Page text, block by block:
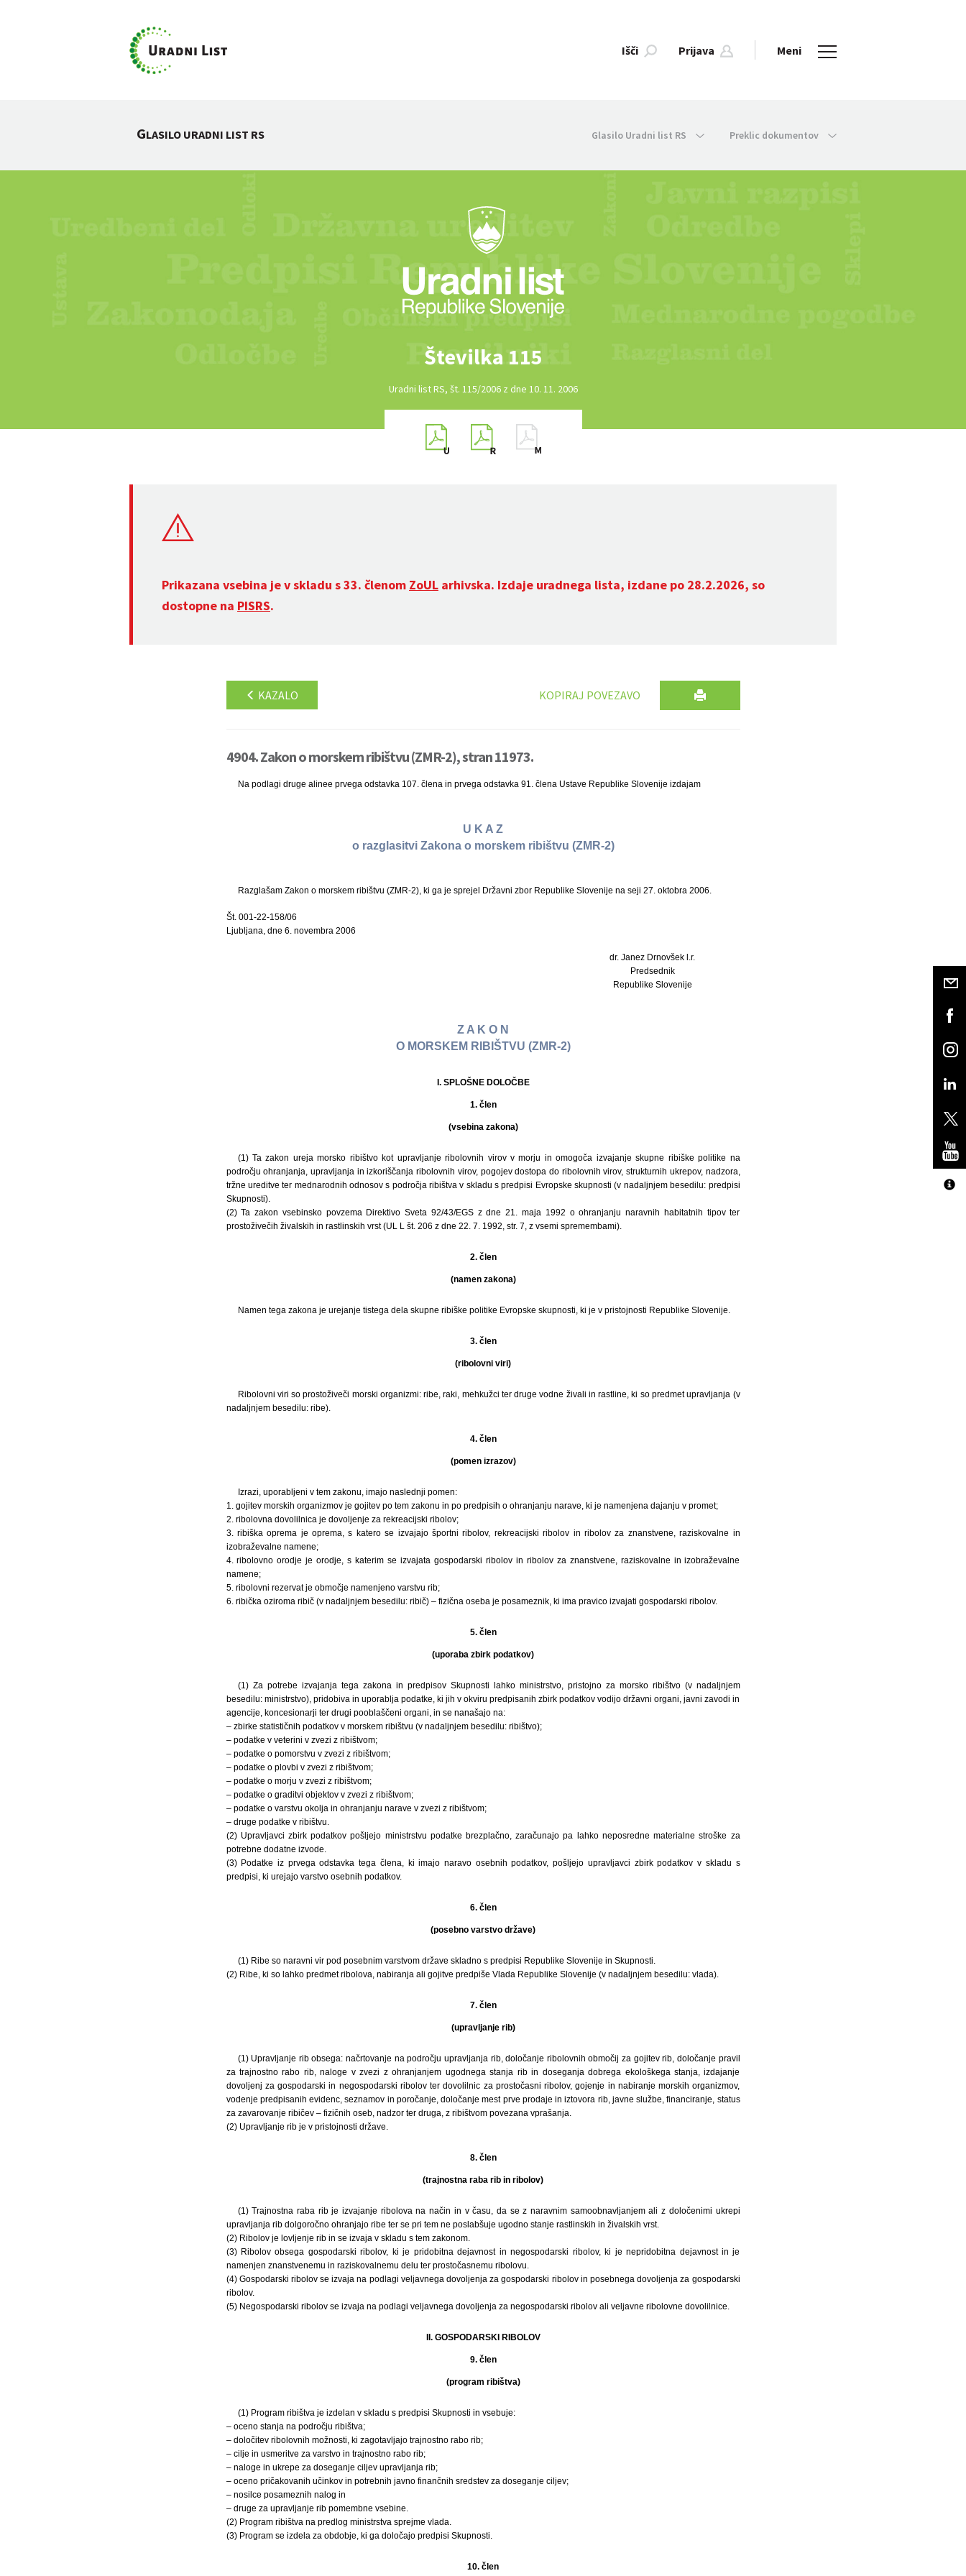
Išči Prijava Meni
GLASILO URADNI LIST RS Glasilo Uradni list RS Preklic dokumentov
Številka 115
Uradni list RS, št. 115/2006 z dne 10. 11. 2006
Prikazana vsebina je v skladu s 33. členom ZoUL arhivska. Izdaje uradnega lista, izdane po 28.2.2026, so
dostopne na PISRS.
KAZALO KOPIRAJ POVEZAVO
4904. Zakon o morskem ribištvu (ZMR-2), stran 11973.
Na podlagi druge alinee prvega odstavka 107. člena in prvega odstavka 91. člena Ustave Republike Slovenije izdajam
U K A Z
o razglasitvi Zakona o morskem ribištvu (ZMR-2)
Razglašam Zakon o morskem ribištvu (ZMR-2), ki ga je sprejel Državni zbor Republike Slovenije na seji 27. oktobra 2006.
Št. 001-22-158/06
Ljubljana, dne 6. novembra 2006
dr. Janez Drnovšek l.r.
Predsednik
Republike Slovenije
Z A K O N
O MORSKEM RIBIŠTVU (ZMR-2)
I. SPLOŠNE DOLOČBE
1. člen
(vsebina zakona)
(1) Ta zakon ureja morsko ribištvo kot upravljanje ribolovnih virov v morju in omogoča izvajanje skupne ribiške politike na
področju ohranjanja, upravljanja in izkoriščanja ribolovnih virov, pogojev dostopa do ribolovnih virov, strukturnih ukrepov, nadzora,
tržne ureditve ter mednarodnih odnosov s področja ribištva v skladu s predpisi Evropske skupnosti (v nadaljnjem besedilu: predpisi
Skupnosti).
(2) Ta zakon vsebinsko povzema Direktivo Sveta 92/43/EGS z dne 21. maja 1992 o ohranjanju naravnih habitatnih tipov ter
prostoživečih živalskih in rastlinskih vrst (UL L št. 206 z dne 22. 7. 1992, str. 7, z vsemi spremembami).
2. člen
(namen zakona)
Namen tega zakona je urejanje tistega dela skupne ribiške politike Evropske skupnosti, ki je v pristojnosti Republike Slovenije.
3. člen
(ribolovni viri)
Ribolovni viri so prostoživeči morski organizmi: ribe, raki, mehkužci ter druge vodne živali in rastline, ki so predmet upravljanja (v
nadaljnjem besedilu: ribe).
4. člen
(pomen izrazov)
Izrazi, uporabljeni v tem zakonu, imajo naslednji pomen:
1. gojitev morskih organizmov je gojitev po tem zakonu in po predpisih o ohranjanju narave, ki je namenjena dajanju v promet;
2. ribolovna dovolilnica je dovoljenje za rekreacijski ribolov;
3. ribiška oprema je oprema, s katero se izvajajo športni ribolov, rekreacijski ribolov in ribolov za znanstvene, raziskovalne in
izobraževalne namene;
4. ribolovno orodje je orodje, s katerim se izvajata gospodarski ribolov in ribolov za znanstvene, raziskovalne in izobraževalne
namene;
5. ribolovni rezervat je območje namenjeno varstvu rib;
6. ribička oziroma ribič (v nadaljnjem besedilu: ribič) – fizična oseba je posameznik, ki ima pravico izvajati gospodarski ribolov.
5. člen
(uporaba zbirk podatkov)
(1) Za potrebe izvajanja tega zakona in predpisov Skupnosti lahko ministrstvo, pristojno za morsko ribištvo (v nadaljnjem
besedilu: ministrstvo), pridobiva in uporablja podatke, ki jih v okviru predpisanih zbirk podatkov vodijo državni organi, javni zavodi in
agencije, koncesionarji ter drugi pooblaščeni organi, in se nanašajo na:
– zbirke statističnih podatkov v morskem ribištvu (v nadaljnjem besedilu: ribištvo);
– podatke v veterini v zvezi z ribištvom;
– podatke o pomorstvu v zvezi z ribištvom;
– podatke o plovbi v zvezi z ribištvom;
– podatke o morju v zvezi z ribištvom;
– podatke o graditvi objektov v zvezi z ribištvom;
– podatke o varstvu okolja in ohranjanju narave v zvezi z ribištvom;
– druge podatke v ribištvu.
(2) Upravljavci zbirk podatkov pošljejo ministrstvu podatke brezplačno, zaračunajo pa lahko neposredne materialne stroške za
potrebne dodatne izvode.
(3) Podatke iz prvega odstavka tega člena, ki imajo naravo osebnih podatkov, pošljejo upravljavci zbirk podatkov v skladu s
predpisi, ki urejajo varstvo osebnih podatkov.
6. člen
(posebno varstvo države)
(1) Ribe so naravni vir pod posebnim varstvom države skladno s predpisi Republike Slovenije in Skupnosti.
(2) Ribe, ki so lahko predmet ribolova, nabiranja ali gojitve predpiše Vlada Republike Slovenije (v nadaljnjem besedilu: vlada).
7. člen
(upravljanje rib)
(1) Upravljanje rib obsega: načrtovanje na področju upravljanja rib, določanje ribolovnih območij za gojitev rib, določanje pravil
za trajnostno rabo rib, naloge v zvezi z ohranjanjem ugodnega stanja rib in doseganja dobrega ekološkega stanja, izdajanje
dovoljenj za gospodarski in negospodarski ribolov ter dovolilnic za prostočasni ribolov, gojenje in nabiranje morskih organizmov,
vodenje predpisanih evidenc, seznamov in poročanje, določanje mest prve prodaje in iztovora rib, javne službe, financiranje, status
za zavarovanje ribičev – fizičnih oseb, nadzor ter druga, z ribištvom povezana vprašanja.
(2) Upravljanje rib je v pristojnosti države.
8. člen
(trajnostna raba rib in ribolov)
(1) Trajnostna raba rib je izvajanje ribolova na način in v času, da se z naravnim samoobnavljanjem ali z določenimi ukrepi
upravljanja rib dolgoročno ohranjajo ribe ter se pri tem ne poslabšuje ugodno stanje rastlinskih in živalskih vrst.
(2) Ribolov je lovljenje rib in se izvaja v skladu s tem zakonom.
(3) Ribolov obsega gospodarski ribolov, ki je pridobitna dejavnost in negospodarski ribolov, ki je nepridobitna dejavnost in je
namenjen znanstvenemu in raziskovalnemu delu ter prostočasnemu ribolovu.
(4) Gospodarski ribolov se izvaja na podlagi veljavnega dovoljenja za gospodarski ribolov in posebnega dovoljenja za gospodarski
ribolov.
(5) Negospodarski ribolov se izvaja na podlagi veljavnega dovoljenja za negospodarski ribolov ali veljavne ribolovne dovolilnice.
II. GOSPODARSKI RIBOLOV
9. člen
(program ribištva)
(1) Program ribištva je izdelan v skladu s predpisi Skupnosti in vsebuje:
– oceno stanja na področju ribištva;
– določitev ribolovnih možnosti, ki zagotavljajo trajnostno rabo rib;
– cilje in usmeritve za varstvo in trajnostno rabo rib;
– naloge in ukrepe za doseganje ciljev upravljanja rib;
– oceno pričakovanih učinkov in potrebnih javno finančnih sredstev za doseganje ciljev;
– nosilce posameznih nalog in
– druge za upravljanje rib pomembne vsebine.
(2) Program ribištva na predlog ministrstva sprejme vlada.
(3) Program se izdela za obdobje, ki ga določajo predpisi Skupnosti.
10. člen